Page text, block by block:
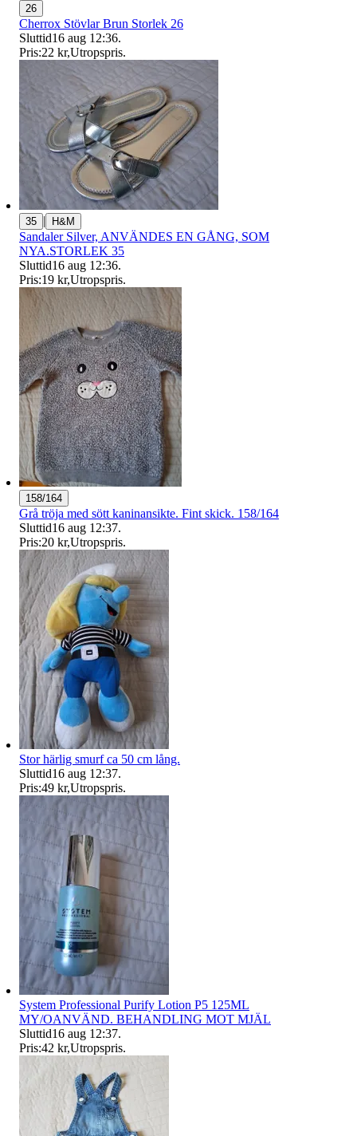
26
Cherrox Stövlar Brun Storlek 26
Sluttid16 aug 12:36.
Pris:22 kr,Utropspris.
35 | H&M
Sandaler Silver, ANVÄNDES EN GÅNG, SOM
NYA.STORLEK 35
Sluttid16 aug 12:36.
Pris:19 kr,Utropspris.
158/164
Grå tröja med sött kaninansikte. Fint skick. 158/164
Sluttid16 aug 12:37.
Pris:20 kr,Utropspris.
Stor härlig smurf ca 50 cm lång.
Sluttid16 aug 12:37.
Pris:49 kr,Utropspris.
System Professional Purify Lotion P5 125ML
MY/OANVÄND. BEHANDLING MOT MJÄL
Sluttid16 aug 12:37.
Pris:42 kr,Utropspris.